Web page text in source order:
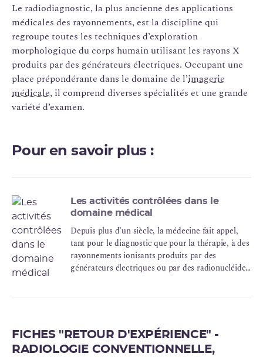
Le radiodiagnostic, la plus ancienne des applications
médicales des rayonnements, est la discipline qui
regroupe toutes les techniques d’exploration
morphologique du corps humain utilisant les rayons X
produits par des générateurs électriques. Occupant une
place prépondérante dans le domaine de l’imagerie
médicale, il comprend diverses spécialités et une grande
variété d’examen.
Pour en savoir plus :
Les activités contrôlées dans le
domaine médical
Depuis plus d’un siècle, la médecine fait appel,
tant pour le diagnostic que pour la thérapie, à des
rayonnements ionisants produits par des
générateurs électriques ou par des radionucléides
FICHES "RETOUR D'EXPÉRIENCE" -
RADIOLOGIE CONVENTIONNELLE,